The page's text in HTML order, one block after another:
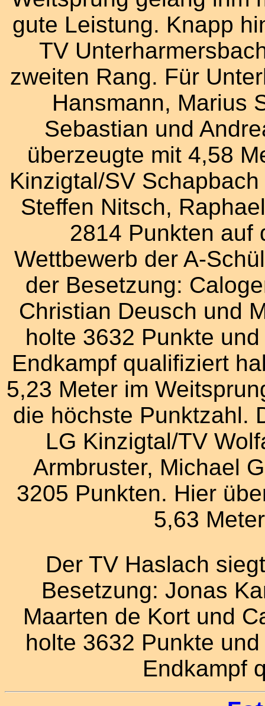
gute Leistung. Knapp
TV
zweiten Rang. Für
Hansmann, Marius
Sebastian und
überzeugte mit 4,58
Kinzigtal/SV
Steffen Nitsch,
2814 Punkten auf
Wettbewerb der A-
der Besetzung:
Christian Deusch und
holte 3632 Punkte
Endkampf qualifiziert
5,23 Meter im
die höchste Punktzahl.
LG Kinzigtal/TV
Armbruster, Michael
3205 Punkten. Hier
5,63
Der TV Haslach
Besetzung: Jonas
Maarten de Kort und
holte 3632 Punkte
Endkampf